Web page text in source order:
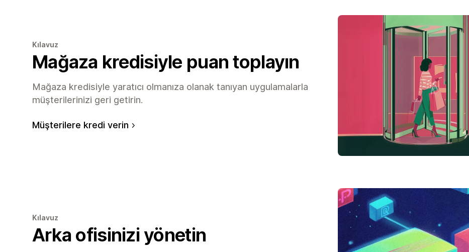
Kılavuz
Mağaza kredisiyle puan toplayın
Mağaza kredisiyle yaratıcı olmanıza olanak tanıyan uygulamalarla
müşterilerinizi geri getirin.
Müşterilere kredi verin
Kılavuz
Arka ofisinizi yönetin